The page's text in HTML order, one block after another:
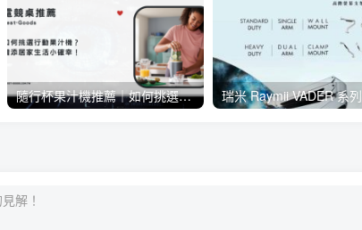
隨行杯果汁機推薦｜如何挑選行動果汁機？增添居家生活小確幸！